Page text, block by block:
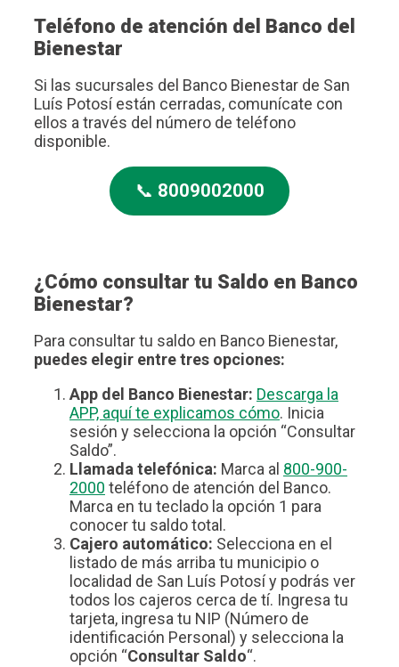
Teléfono de atención del Banco del
Bienestar
Si las sucursales del Banco Bienestar de San
Luís Potosí están cerradas, comunícate con
ellos a través del número de teléfono
disponible.
📞 8009002000
¿Cómo consultar tu Saldo en Banco
Bienestar?
Para consultar tu saldo en Banco Bienestar,
puedes elegir entre tres opciones:
App del Banco Bienestar: Descarga la
APP, aquí te explicamos cómo. Inicia
sesión y selecciona la opción “Consultar
Saldo”.
Llamada telefónica: Marca al 800-900-
2000 teléfono de atención del Banco.
Marca en tu teclado la opción 1 para
conocer tu saldo total.
Cajero automático: Selecciona en el
listado de más arriba tu municipio o
localidad de San Luís Potosí y podrás ver
todos los cajeros cerca de tí. Ingresa tu
tarjeta, ingresa tu NIP (Número de
identificación Personal) y selecciona la
opción “Consultar Saldo“.